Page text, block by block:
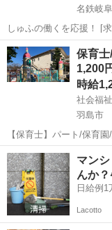
名鉄岐
しゅふの働くを応援！ [求人概要]: 【保育士資格必須】*。**。保育士
（認定こども園）募集。
格を活かしません [職種名]: 保育士（認定こども園） [勤務地・最寄
駅]: 岐阜...
岐阜 岐阜市 名
保育
1,200
時給
社会福
羽島市
【保育士】パート/保育園/認可/岐阜市
＊ … * …＊ ☆お仕事条件☆ ‾‾‾‾‾‾‾ 【雇用形態】パート 【勤務時間】
9:00〜16:15（休憩：30分
岐阜 羽島市
マン
んか
Lacotto